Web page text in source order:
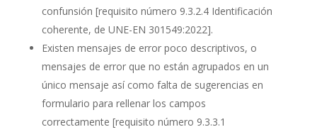
confunsión [requisito número 9.3.2.4 Identificación
coherente, de UNE-EN 301549:2022].
Existen mensajes de error poco descriptivos, o
mensajes de error que no están agrupados en un
único mensaje así como falta de sugerencias en
formulario para rellenar los campos
correctamente [requisito número 9.3.3.1